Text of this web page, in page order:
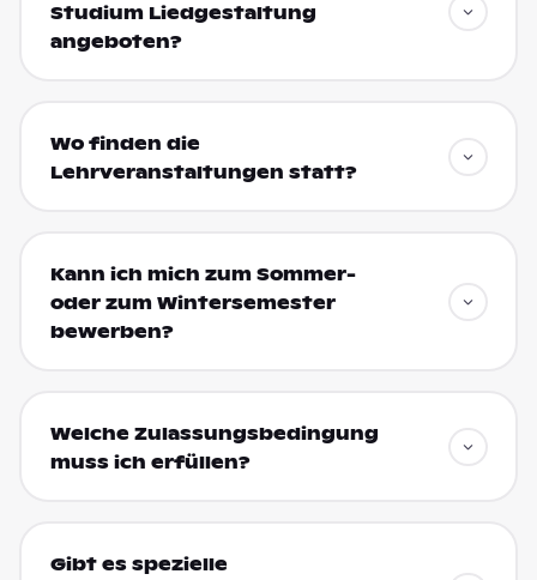
Studium Liedgestaltung
angeboten?
Wo finden die
Lehrveranstaltungen statt?
Kann ich mich zum Sommer-
oder zum Wintersemester
bewerben?
Welche Zulassungsbedingung
muss ich erfüllen?
Gibt es spezielle